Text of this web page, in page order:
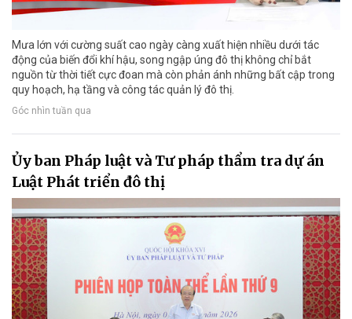
Mưa lớn với cường suất cao ngày càng xuất hiện nhiều dưới tác
động của biến đổi khí hậu, song ngập úng đô thị không chỉ bắt
nguồn từ thời tiết cực đoan mà còn phản ánh những bất cập trong
quy hoạch, hạ tầng và công tác quản lý đô thị.
Góc nhìn tuần qua
Ủy ban Pháp luật và Tư pháp thẩm tra dự án
Luật Phát triển đô thị